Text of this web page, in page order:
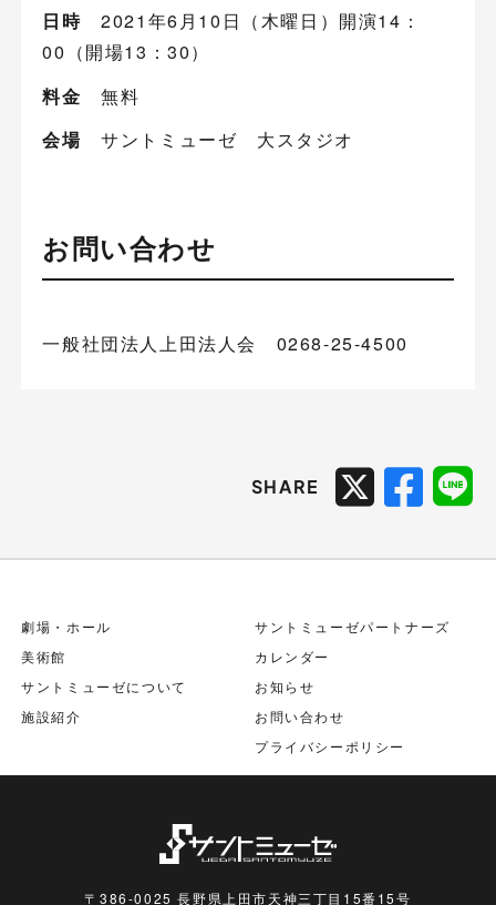
日時 2021年6月10日（木曜日）開演14：
00（開場13：30）
料金 無料
会場 サントミューゼ 大スタジオ
お問い合わせ
一般社団法人上田法人会 0268-25-4500
SHARE
劇場・ホール
美術館
サントミューゼについて
施設紹介
サントミューゼパートナーズ
カレンダー
お知らせ
お問い合わせ
プライバシーポリシー
〒386-0025 長野県上田市天神三丁目15番15号